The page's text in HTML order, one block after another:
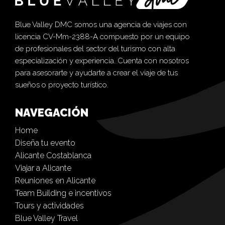
Blue Valley DMC somos una agencia de viajes con
licencia CV-Mm-2388-A compuesto por un equipo
de profesionales del sector del turismo con alta
especialización y experiencia. Cuenta con nosotros
para asesorarte y ayudarte a crear el viaje de tus
sueños o proyecto turístico.
NAVEGACIÓN
Home
Diseña tu evento
Alicante Costablanca
Viajar a Alicante
Reuniones en Alicante
Team Building e incentivos
Tours y actividades
Blue Valley Travel